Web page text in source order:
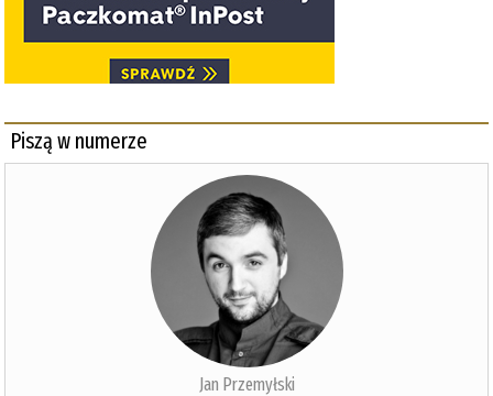
Piszą w numerze
Jan Przemyłski